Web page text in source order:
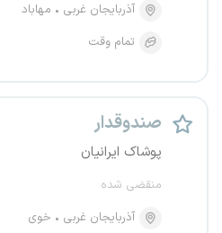
آذربایجان غربی
مهاباد
تمام وقت
صندوقدار
پوشاک ایرانیان
منقضی شده
آذربایجان غربی
خوی